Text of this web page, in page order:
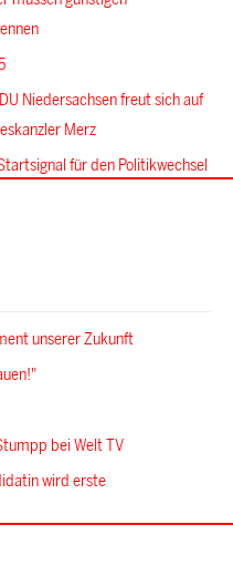
Niedersachsen freut sich auf
Merz
für den Politikwechsel
unserer Zukunft
bei Welt TV
wird erste